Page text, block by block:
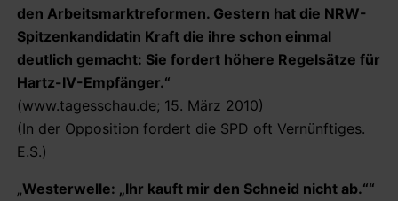
den Arbeitsmarktreformen. Gestern hat die NRW-
Spitzenkandidatin Kraft die ihre schon einmal
deutlich gemacht: Sie fordert höhere Regelsätze für
Hartz-IV-Empfänger.“
(www.tagesschau.de; 15. März 2010)
(In der Opposition fordert die SPD oft Vernünftiges.
E.S.)
„Westerwelle: „Ihr kauft mir den Schneid nicht ab.““